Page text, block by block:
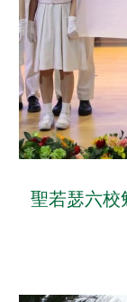
聖若瑟六校